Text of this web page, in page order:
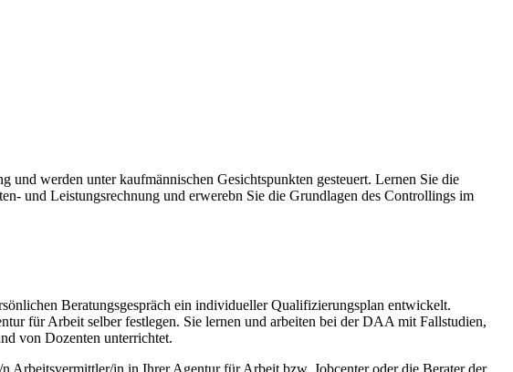
und werden unter kaufmännischen Gesichtspunkten gesteuert. Lernen Sie die
und Leistungsrechnung und erwerebn Sie die Grundlagen des Controllings im
Beratungsgespräch ein individueller Qualifizierungsplan entwickelt.
für Arbeit selber festlegen. Sie lernen und arbeiten bei der DAA mit Fallstudien,
von Dozenten unterrichtet.